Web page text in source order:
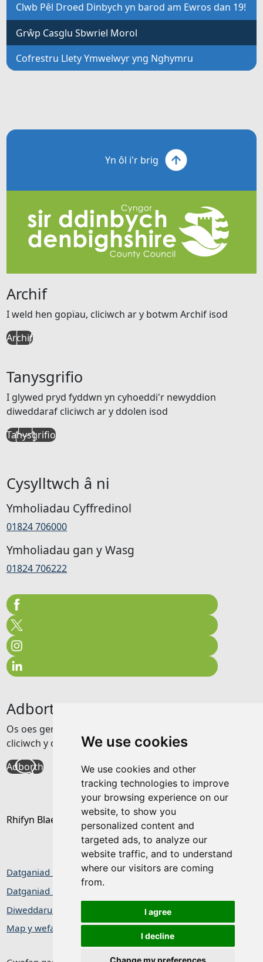
We use cookies
We use cookies and other
tracking technologies to improve
your browsing experience on our
website, to show you
personalized content and
targeted ads, to analyze our
website traffic, and to understand
where our visitors are coming
from.
I agree
I decline
Change my preferences
Clwb Pêl Droed Dinbych yn barod am Ewros dan 19!
Grŵp Casglu Sbwriel Morol
Cofrestru Llety Ymwelwyr yng Nghymru
Yn ôl i'r brig
Archif
I weld hen gopïau, cliciwch ar y botwm Archif isod
Archif
Tanysgrifio
I glywed pryd fyddwn yn cyhoeddi'r newyddion
diweddaraf cliciwch ar y ddolen isod
Tanysgrifio
Cysylltwch â ni
Ymholiadau Cyffredinol
01824 706000
Ymholiadau gan y Wasg
01824 706222
Adborth
Os oes gennych unrhyw adborth am y wefan hon
cliciwch y ddolen isod
Adborth
Rhifyn Blaenorol
Datganiad hygyrchedd
Datganiad Preifatrwydd / Cwcis
Diweddaru dewisiadau cwcis
Map y wefan